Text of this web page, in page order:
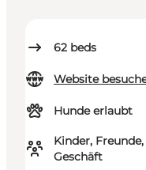
62 beds
Website
Hunde erlaubt
Kinder,
Geschäft